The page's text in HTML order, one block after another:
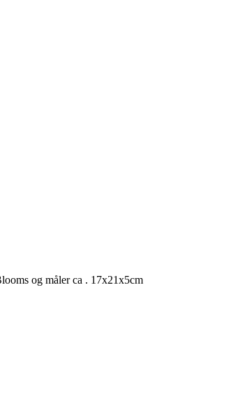
og måler ca . 17x21x5cm